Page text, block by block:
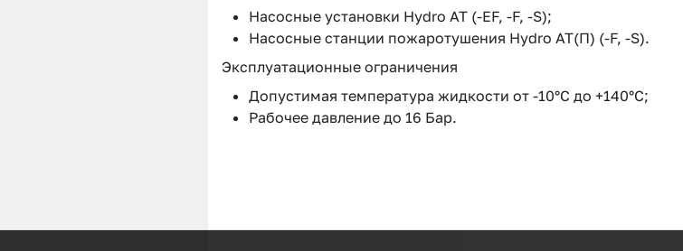
Насосные установки Hydro AT (-EF, -F, -S);
Насосные станции пожаротушения Hydro AT(П) (-F, -S).
Эксплуатационные ограничения
Допустимая температура жидкости от -10°C до +140°C;
Рабочее давление до 16 Бар.